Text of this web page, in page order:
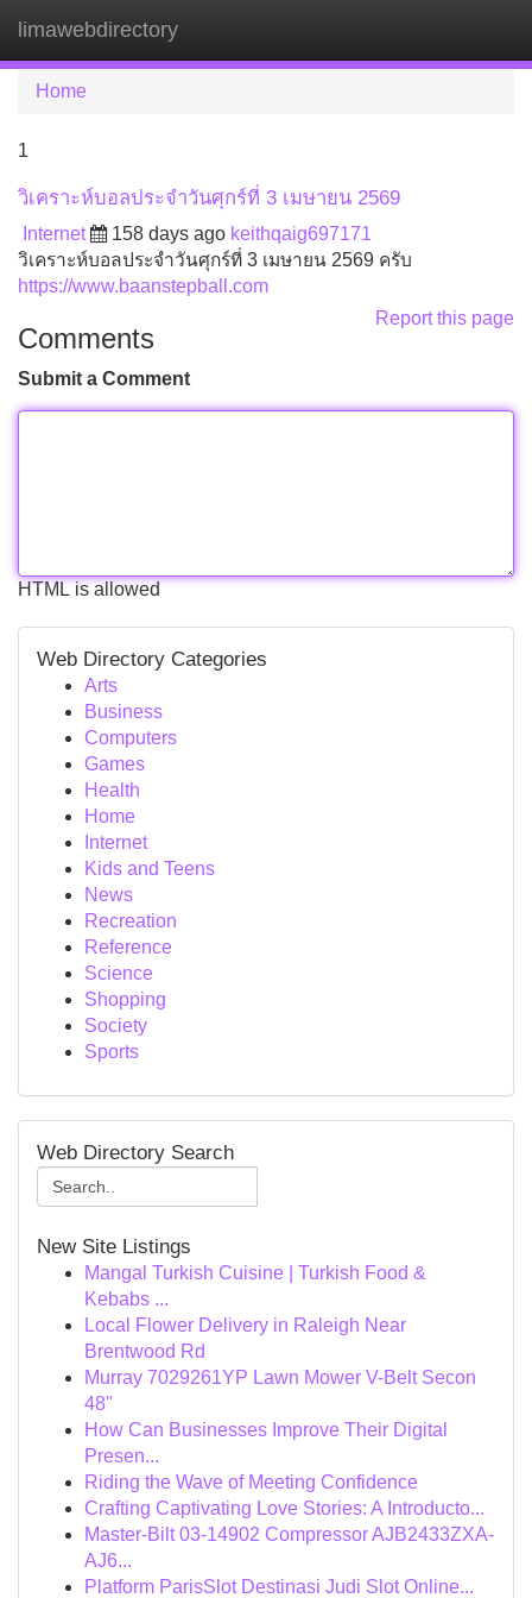
limawebdirectory
Home
1
วิเคราะห์บอลประจำวันศุกร์ที่ 3 เมษายน 2569
Internet 158 days ago keithqaig697171
วิเคราะห์บอลประจำวันศุกร์ที่ 3 เมษายน 2569 ครับ
https://www.baanstepball.com
Report this page
Comments
Submit a Comment
HTML is allowed
Web Directory Categories
Arts
Business
Computers
Games
Health
Home
Internet
Kids and Teens
News
Recreation
Reference
Science
Shopping
Society
Sports
Web Directory Search
New Site Listings
Mangal Turkish Cuisine | Turkish Food &
Kebabs ...
Local Flower Delivery in Raleigh Near
Brentwood Rd
Murray 7029261YP Lawn Mower V-Belt Secon
48"
How Can Businesses Improve Their Digital
Presen...
Riding the Wave of Meeting Confidence
Crafting Captivating Love Stories: A Introducto...
Master-Bilt 03-14902 Compressor AJB2433ZXA-
AJ6...
Platform ParisSlot Destinasi Judi Slot Online...